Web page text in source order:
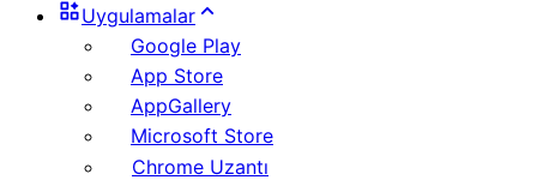
Uygulamalar
Google Play
App Store
AppGallery
Microsoft Store
Chrome Uzantı